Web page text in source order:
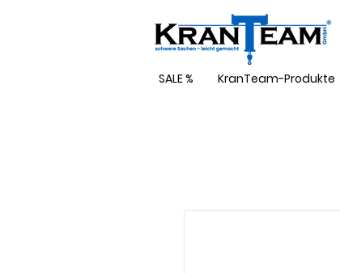
SALE % KranTeam-Produkte